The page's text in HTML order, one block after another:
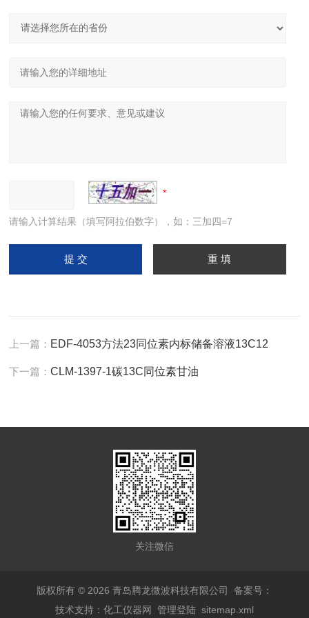
请输入计算结果（填写阿拉伯数字），如：三加四=7
上一篇： EDF-4053方法23同位素内标储备溶液13C12
下一篇：CLM-1397-1碳13C同位素甘油
关注微信
版权所有 © 2026 青岛腾龙微波科技有限公司 备案号：
技术支持： 化工仪器网 管理登陆 sitemap.xml